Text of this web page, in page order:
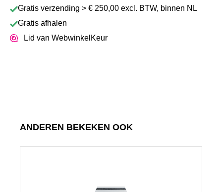
Gratis verzending > € 250,00 excl. BTW, binnen NL
Gratis afhalen
Lid van WebwinkelKeur
Productgalerij overslaan
ANDEREN BEKEKEN OOK